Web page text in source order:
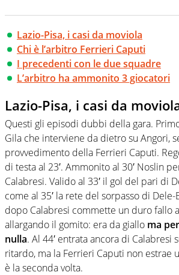
Lazio-Pisa, i casi da moviola
Chi è l’arbitro Ferrieri Caputi
I precedenti con le due squadre
L’arbitro ha ammonito 3 giocatori
Lazio-Pisa, i casi da
Questi gli episodi dubbi della gara.
Gila che interviene da dietro su Angori,
provvedimento della Ferrieri Caputi.
di testa al 23′. Ammonito al 30′ Noslin
Calabresi. Valido al 33′ il gol del pari di
come al 35′ la rete del sorpasso di
dopo Calabresi commette un duro fallo
allargando il gomito: era da giallo ma
nulla. Al 44′ entrata ancora di Calabresi
ritardo, ma la Ferrieri Caputi non estrae
è la seconda volta.